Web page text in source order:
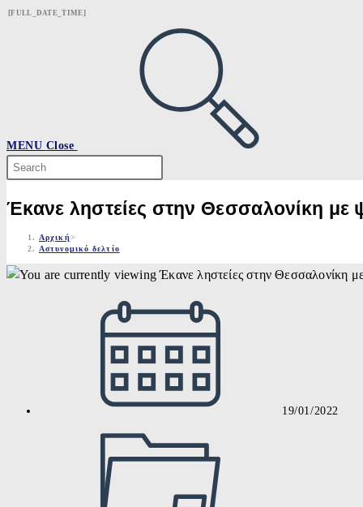
Skip
[FULL_DATE_TIME]
MENU Close
Search
this
website
Έκανε ληστείες στην Θεσσαλονίκη με
Αρχική>
Αστυνομικό δελτίο
19/01/2022